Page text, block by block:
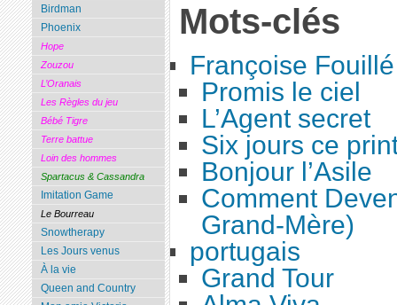
Mots-clés
Françoise Fouillé
Promis le ciel
L’Agent secret
Six jours ce
Bonjour l’Asile
Comment
Grand-Mère)
portugais
Grand Tour
Birdman
Phoenix
Hope
Zouzou
L’Oranais
Les Règles du jeu
Bébé Tigre
Terre battue
Loin des hommes
Spartacus & Cassandra
Imitation Game
Le Bourreau
Snowtherapy
Les Jours venus
À la vie
Queen and Country